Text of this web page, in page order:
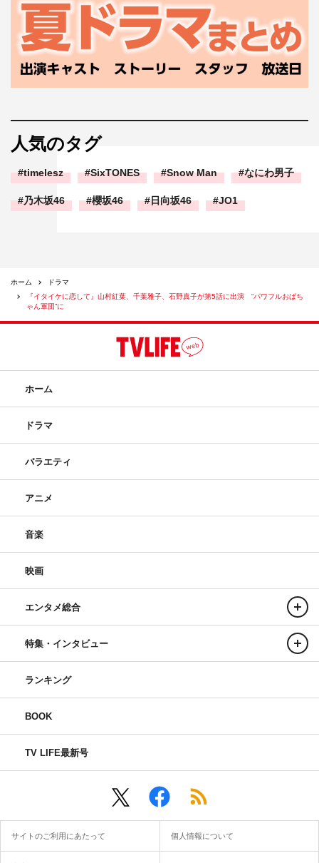
人気のタグ
timelesz SixTONES Snow Man なにわ男子
乃木坂46 櫻坂46 日向坂46 JO1
ホーム
ドラマ
『イタイケに恋して』山村紅葉、千葉雅子、石野真子が第5話に出演 “パワフルおばち
ゃん軍団”に
ホーム
ドラマ
バラエティ
アニメ
音楽
映画
エンタメ総合
特集・インタビュー
ランキング
BOOK
TV LIFE最新号
サイトのご利用にあたって 個人情報について